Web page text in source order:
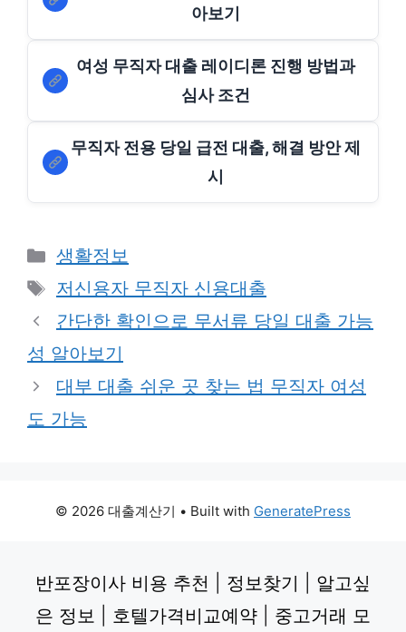
아보기
여성 무직자 대출 레이디론 진행 방법과
심사 조건
무직자 전용 당일 급전 대출, 해결 방안 제
시
Categories
생활정보
Tags
저신용자 무직자 신용대출
간단한 확인으로 무서류 당일 대출 가능
성 알아보기
대부 대출 쉬운 곳 찾는 법 무직자 여성
도 가능
© 2026 대출계산기 • Built with GeneratePress
반포장이사 비용 추천 정보찾기
알고싶
은 정보
호텔가격비교예약 중고거래 모